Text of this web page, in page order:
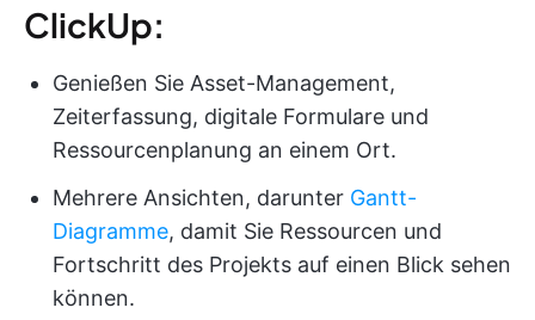
ClickUp:
Genießen Sie Asset-Management,
Zeiterfassung, digitale Formulare und
Ressourcenplanung an einem Ort.
Mehrere Ansichten, darunter Gantt-
Diagramme, damit Sie Ressourcen und
Fortschritt des Projekts auf einen Blick sehen
können.